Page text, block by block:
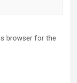
browser for the